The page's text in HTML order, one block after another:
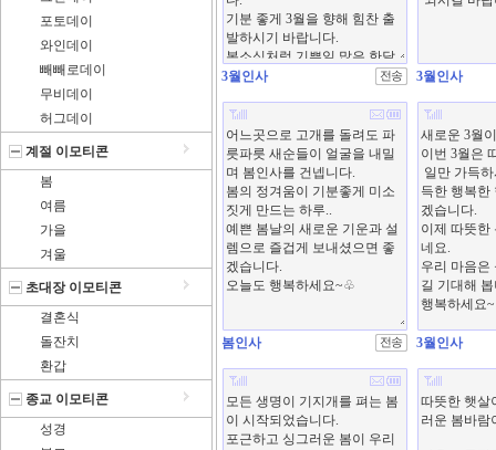
포토데이
와인데이
빼빼로데이
무비데이
허그데이
계절 이모티콘
봄
여름
가을
겨울
초대장 이모티콘
결혼식
돌잔치
환갑
종교 이모티콘
성경
3월인사 3월인사
봄인사 3월인사